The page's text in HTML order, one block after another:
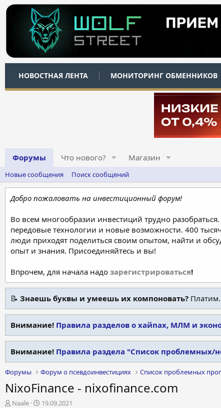
НОВОСТНАЯ ЛЕНТА МОНИТОРИНГ ОБМЕННИКОВ
Форумы Что нового? Магазин
Новые сообщения Поиск сообщений
Добро пожаловать на инвестиционный форум!
Во всем многообразии инвестиций трудно
передовые технологии и новые возможности. 400
люди приходят поделиться своим опытом, найти и
опыт и знания. Присоединяйтесь и вы!
Впрочем, для начала надо зарегистрироваться!
📝 Знаешь буквы и умеешь их компоновать?
Внимание! Правила разделов о хайпах, МЛМ и
Внимание! Правила раздела "Список проблемных/
Форумы Форум о псевдоинвестициях Список проблемных
NixoFinance - nixofinance.com
А
Naale
Д
19.09.2021